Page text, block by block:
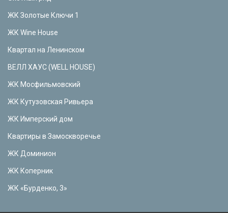
ЖК Золотые Ключи 1
ЖК Wine House
Квартал на Ленинском
ВЕЛЛ ХАУС (WELL HOUSE)
ЖК Мосфильмовский
ЖК Кутузовская Ривьера
ЖК Имперский дом
Квартиры в Замоскворечье
ЖК Доминион
ЖК Коперник
ЖК «Бурденко, 3»